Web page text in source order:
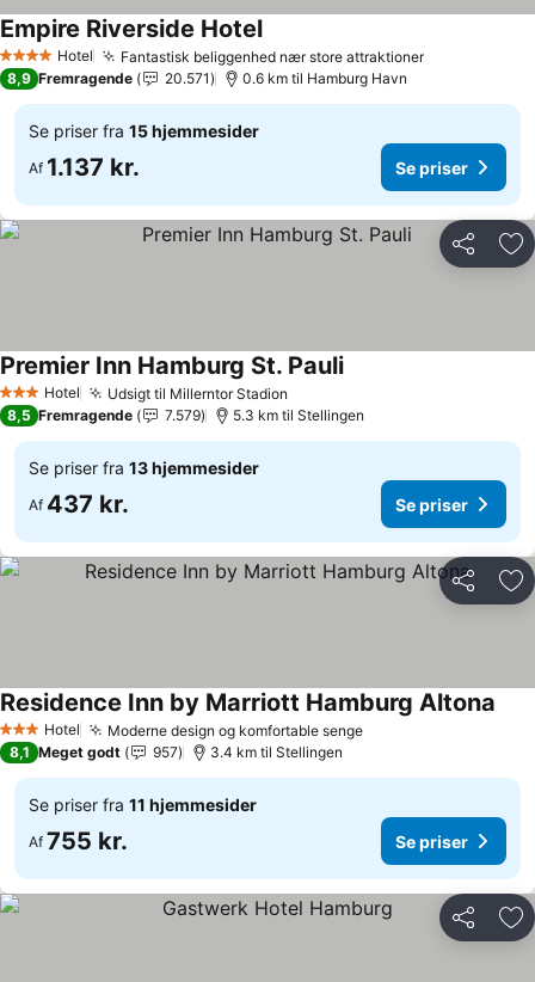
4 StjernerHotel Fantastisk beliggenhed nær store attraktionerSe priser
Empire Riverside HotelSe priser
8,9 Fremragende 20.571 0.6 km til Hamburg Havn
Se priser fra 15 hjemmesider
Af 1.137 kr. Se priser
Del
3 StjernerHotel Udsigt til Millerntor Stadion
Premier Inn Hamburg St. PauliSe priser
8,5 Fremragende 7.579 5.3 km til Stellingen
Se priser fra 13 hjemmesider
Af 437 kr. Se priser
Del
3 StjernerHotel Moderne design og komfortable sengeSe priser
Residence Inn by Marriott Hamburg Altona
8,1 Meget godt 957 3.4 km til Stellingen
Se priser fra 11 hjemmesider
Af 755 kr. Se priser
Del